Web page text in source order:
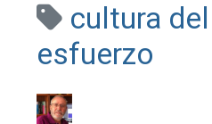
cultura
esfuerzo